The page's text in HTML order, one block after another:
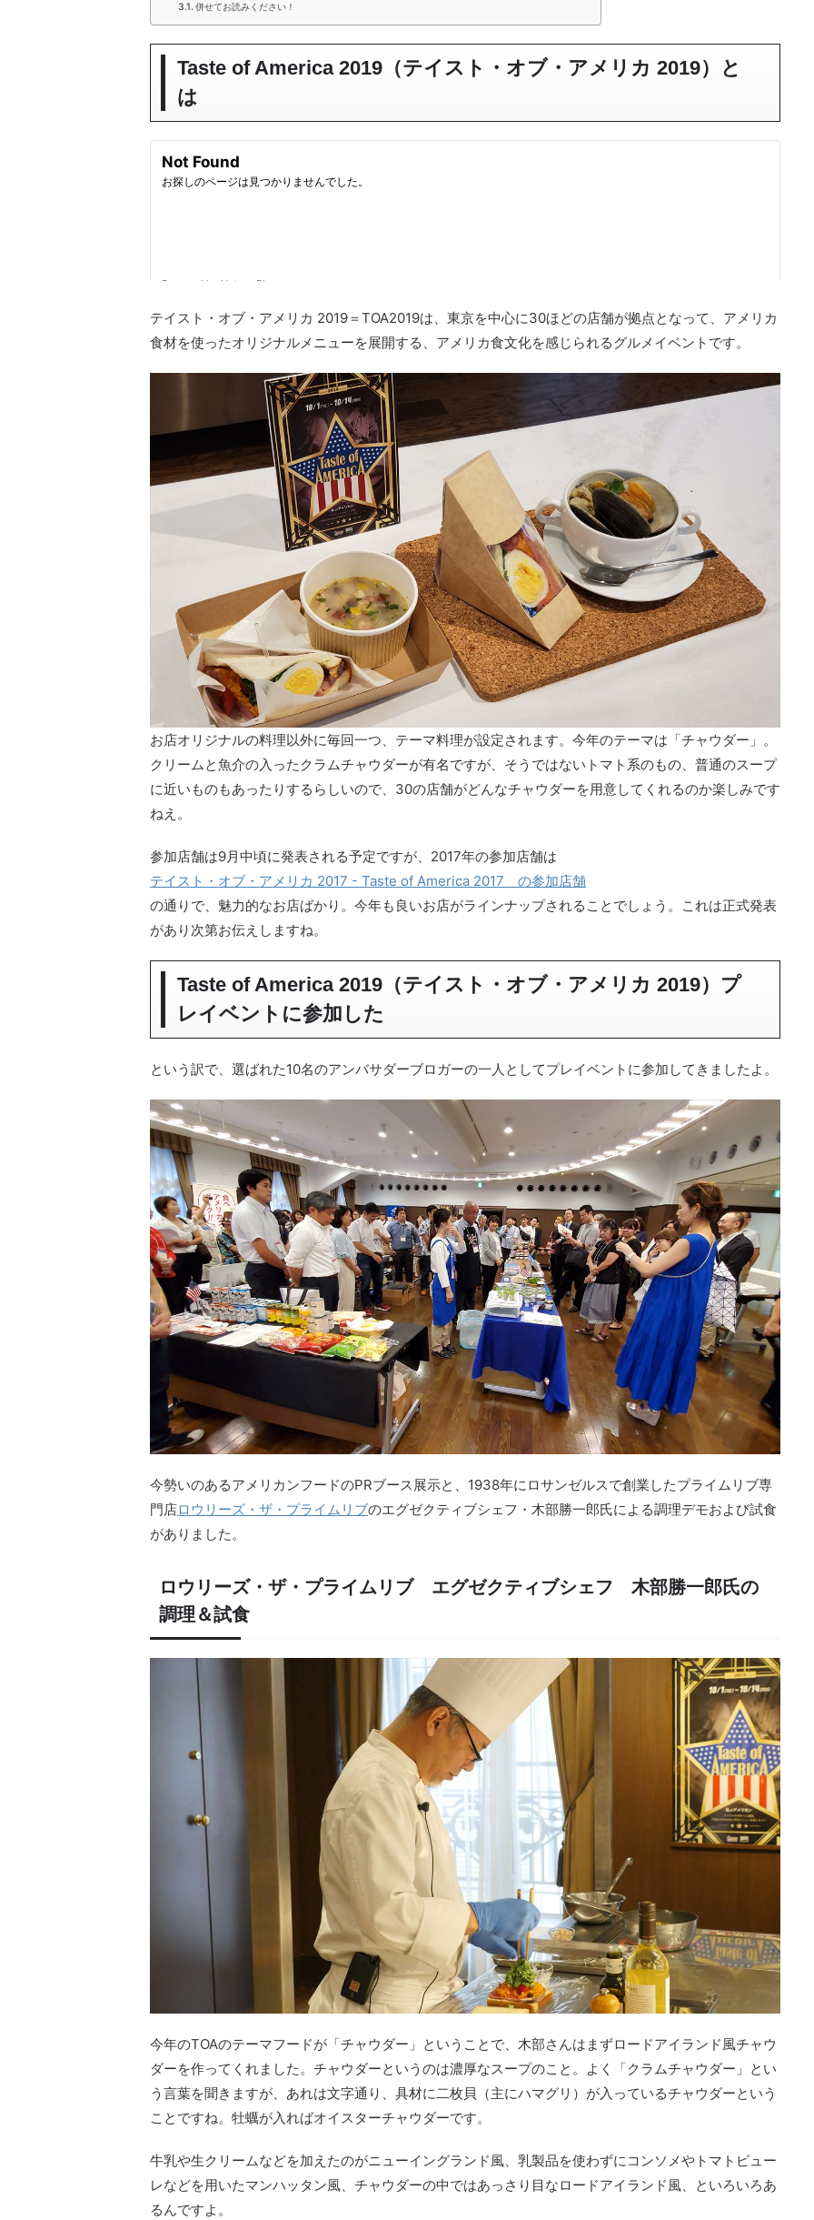
併せてお読みください！
Taste of America 2019（テイスト・オブ・アメリカ 2019）と
は
テイスト・オブ・アメリカ 2019＝TOA2019は、東京を中心に30ほどの店舗が拠点となって、アメリカ
食材を使ったオリジナルメニューを展開する、アメリカ食文化を感じられるグルメイベントです。
お店オリジナルの料理以外に毎回一つ、テーマ料理が設定されます。今年のテーマは「チャウダー」。
クリームと魚介の入ったクラムチャウダーが有名ですが、そうではないトマト系のもの、普通のスープ
に近いものもあったりするらしいので、30の店舗がどんなチャウダーを用意してくれるのか楽しみです
ねえ。
参加店舗は9月中頃に発表される予定ですが、2017年の参加店舗は
テイスト・オブ・アメリカ 2017 - Taste of America 2017 の参加店舗
の通りで、魅力的なお店ばかり。今年も良いお店がラインナップされることでしょう。これは正式発表
があり次第お伝えしますね。
Taste of America 2019（テイスト・オブ・アメリカ 2019）プ
レイベントに参加した
という訳で、選ばれた10名のアンバサダーブロガーの一人としてプレイベントに参加してきましたよ。
今勢いのあるアメリカンフードのPRブース展示と、1938年にロサンゼルスで創業したプライムリブ専
門店ロウリーズ・ザ・プライムリブのエグゼクティブシェフ・木部勝一郎氏による調理デモおよび試食
がありました。
ロウリーズ・ザ・プライムリブ エグゼクティブシェフ 木部勝一郎氏の
調理＆試食
今年のTOAのテーマフードが「チャウダー」ということで、木部さんはまずロードアイランド風チャウ
ダーを作ってくれました。チャウダーというのは濃厚なスープのこと。よく「クラムチャウダー」とい
う言葉を聞きますが、あれは文字通り、具材に二枚貝（主にハマグリ）が入っているチャウダーという
ことですね。牡蠣が入ればオイスターチャウダーです。
牛乳や生クリームなどを加えたのがニューイングランド風、乳製品を使わずにコンソメやトマトピュー
レなどを用いたマンハッタン風、チャウダーの中ではあっさり目なロードアイランド風、といろいろあ
るんですよ。